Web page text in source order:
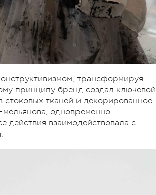
трансформируя
принципу бренд создал ключевой
тканей и декорированное
одновременно
взаимодействовала с